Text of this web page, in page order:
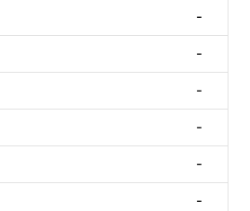
-
-
-
-
-
-